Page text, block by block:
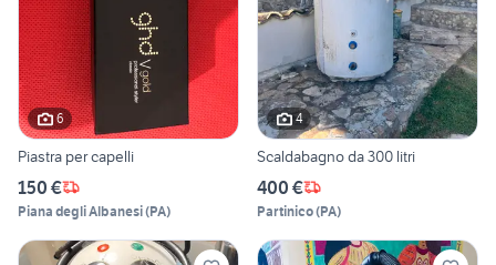
6
Piastra per capelli
150 €
Piana degli Albanesi(PA)
4
Scaldabagno da 300 litri
400 €
Partinico(PA)